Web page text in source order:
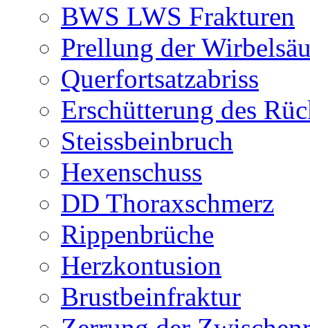
BWS LWS Frakturen
Prellung der
Querfortsatzabriss
Erschütterung des
Steissbeinbruch
Hexenschuss
DD Thoraxschmerz
Rippenbrüche
Herzkontusion
Brustbeinfraktur